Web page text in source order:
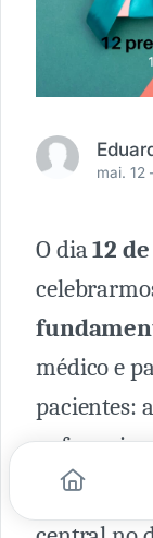
mai. 12
O dia12
médico e
pacientes:
Se, por